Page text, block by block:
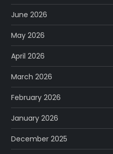
June 2026
May 2026
April 2026
March 2026
February 2026
January 2026
December 2025